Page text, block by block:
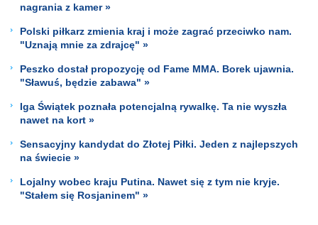
nagrania z kamer »
Polski piłkarz zmienia kraj i może zagrać przeciwko nam.
"Uznają mnie za zdrajcę" »
Peszko dostał propozycję od Fame MMA. Borek ujawnia.
"Sławuś, będzie zabawa" »
Iga Świątek poznała potencjalną rywalkę. Ta nie wyszła
nawet na kort »
Sensacyjny kandydat do Złotej Piłki. Jeden z najlepszych
na świecie »
Lojalny wobec kraju Putina. Nawet się z tym nie kryje.
"Stałem się Rosjaninem" »